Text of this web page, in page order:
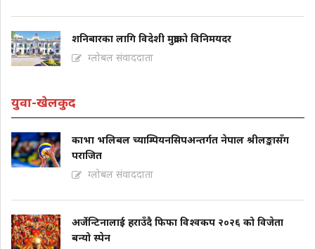
शनिबारका लागि विदेशी मुद्राको विनिमयदर
ग्लोबल संवाददाता
युवा-खेलकुद
काभा भलिबल च्याम्पियनसिपअन्तर्गत नेपाल श्रीलङ्कासँग
पराजित
ग्लोबल संवाददाता
अर्जेन्टिनालाई हराउँदै फिफा विश्वकप २०२६ को विजेता
बन्यो स्पेन